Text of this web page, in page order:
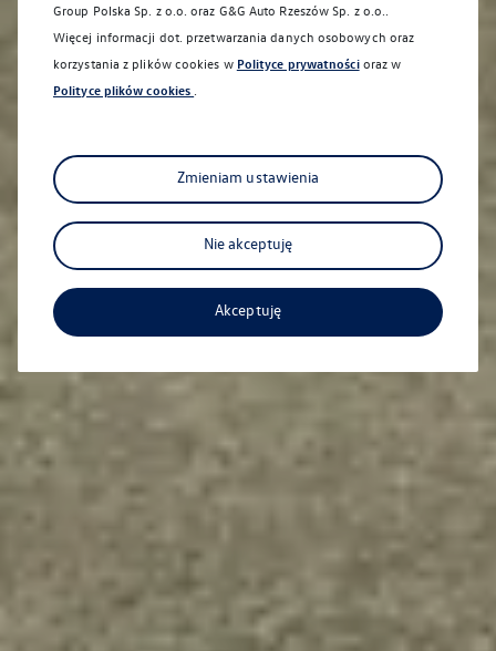
Group Polska Sp. z o.o. oraz G&G Auto Rzeszów Sp. z o.o.
Więcej informacji dot. przetwarzania danych osobowych oraz
korzystania z plików cookies w Polityce prywatnościoraz w
Polityce plików cookies
Zmieniam ustawienia
Nie akceptuję
Akceptuję